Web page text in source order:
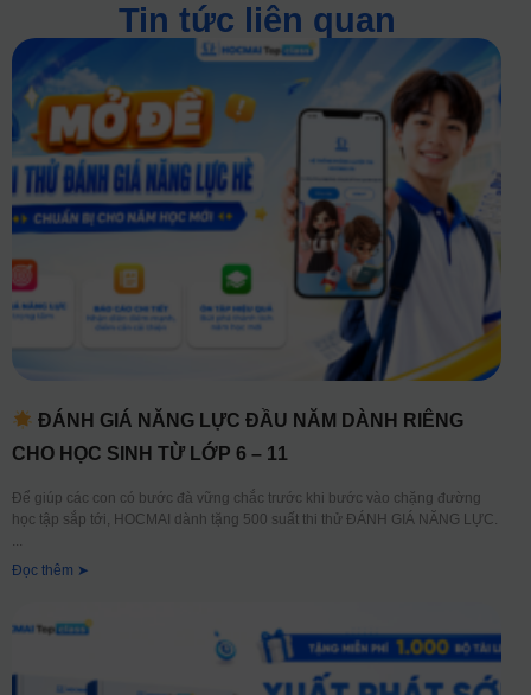
Tin tức liên quan
ĐÁNH GIÁ NĂNG LỰC ĐẦU NĂM DÀNH RIÊNG
CHO HỌC SINH TỪ LỚP 6 – 11
Để giúp các con có bước đà vững chắc trước khi bước vào chặng đường
học tập sắp tới, HOCMAI dành tặng 500 suất thi thử ĐÁNH GIÁ NĂNG LỰC.
Đọc thêm ➤